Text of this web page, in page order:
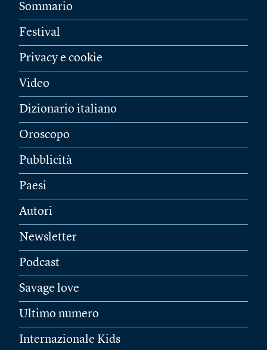
Sommario
Festival
Privacy e cookie
Video
Dizionario italiano
Oroscopo
Pubblicità
Paesi
Autori
Newsletter
Podcast
Savage love
Ultimo numero
Internazionale Kids